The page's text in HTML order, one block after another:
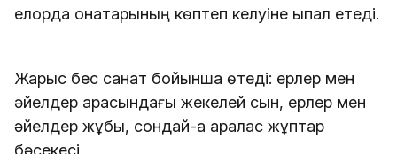
елорда қонақтарының көптеп келуіне ықпал етеді.
Жарыс бес санат бойынша өтеді: ерлер мен
әйелдер арасындағы жекелей сын, ерлер мен
әйелдер жұбы, сондай-ақ аралас жұптар
бәсекесі.